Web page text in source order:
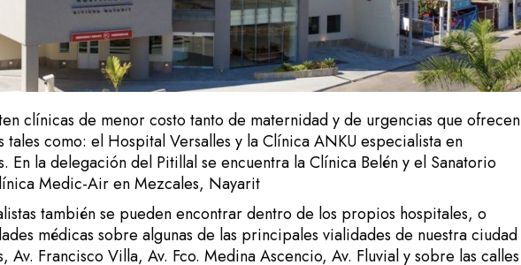
clínicas de menor costo tanto de maternidad y de urgencias que ofrecen
como: el Hospital Versalles y la Clínica ANKU especialista en
En la delegación del Pitillal se encuentra la Clínica Belén y el Sanatorio
Medic-Air en Mezcales, Nayarit
también se pueden encontrar dentro de los propios hospitales, o
médicas sobre algunas de las principales vialidades de nuestra ciudad
Av. Francisco Villa, Av. Fco. Medina Ascencio, Av. Fluvial y sobre las calles